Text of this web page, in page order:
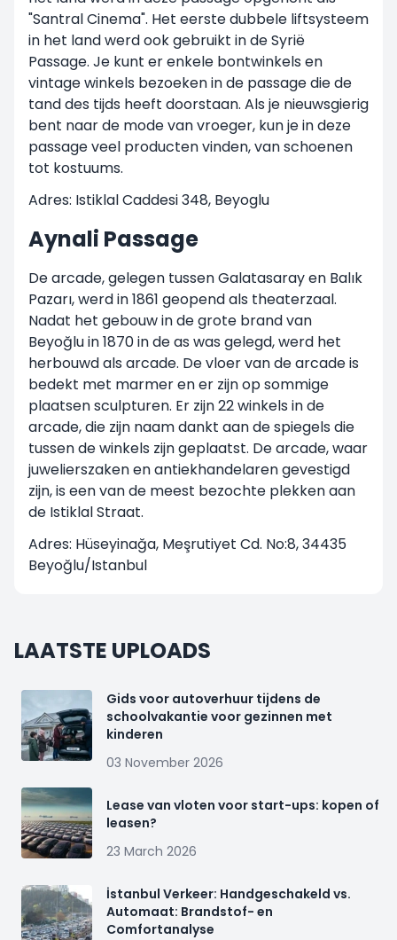
"Santral Cinema". Het eerste dubbele liftsysteem
in het land werd ook gebruikt in de Syrië
Passage. Je kunt er enkele bontwinkels en
vintage winkels bezoeken in de passage die de
tand des tijds heeft doorstaan. Als je nieuwsgierig
bent naar de mode van vroeger, kun je in deze
passage veel producten vinden, van schoenen
tot kostuums.
Adres: Istiklal Caddesi 348, Beyoglu
Aynali Passage
De arcade, gelegen tussen Galatasaray en Balık
Pazarı, werd in 1861 geopend als theaterzaal.
Nadat het gebouw in de grote brand van
Beyoğlu in 1870 in de as was gelegd, werd het
herbouwd als arcade. De vloer van de arcade is
bedekt met marmer en er zijn op sommige
plaatsen sculpturen. Er zijn 22 winkels in de
arcade, die zijn naam dankt aan de spiegels die
tussen de winkels zijn geplaatst. De arcade, waar
juwelierszaken en antiekhandelaren gevestigd
zijn, is een van de meest bezochte plekken aan
de Istiklal Straat.
Adres: Hüseyinağa, Meşrutiyet Cd. No:8, 34435
Beyoğlu/Istanbul
LAATSTE UPLOADS
Gids voor autoverhuur tijdens de
schoolvakantie voor gezinnen met
kinderen
03 November 2026
Lease van vloten voor start-ups: kopen of
leasen?
23 March 2026
İstanbul Verkeer: Handgeschakeld vs.
Automaat: Brandstof- en
Comfortanalyse